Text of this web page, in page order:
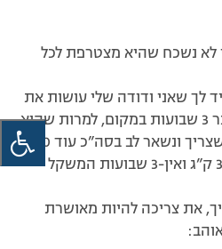
לא נשכח שהיא מצטרפת לכל
לך שאני ודודה שלי עושות את
התוכנת ביחד והיא כבר 3 שבועות במקום, למרות שהיא
מקפידה על הכל כמו שצריך ונשאר לב בסה”כ עוד 400
גר' כדי לסגור מינוס 30 ק”ג ואין-3 שבועות המשקל
את צריכה להיות מאושרת